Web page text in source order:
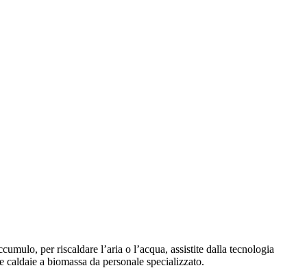
per riscaldare l’aria o l’acqua, assistite dalla tecnologia
a biomassa da personale specializzato.